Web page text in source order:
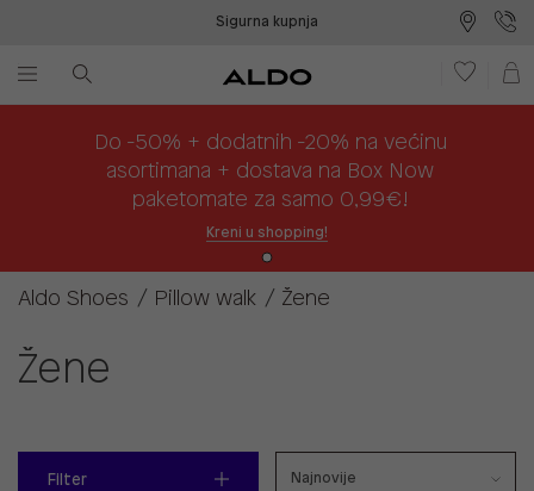
Sigurna kupnja
Do -50% + dodatnih -20% na većinu
asortimana + dostava na Box Now
paketomate za samo 0,99€!
Kreni u shopping!
Aldo Shoes Pillow walk Žene
Žene
Filter